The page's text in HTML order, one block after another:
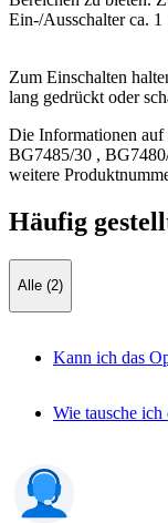
Ein-/Ausschalter ca. 1
Zum Einschalten
lang gedrückt oder
Die Informationen auf
BG7485/30 ,
weitere
Häufig
Alle (2)
Kann ich das
Wie tausche